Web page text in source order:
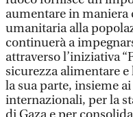
aumentare in maniera
umanitaria alla
continuerà a
attraverso l’iniziativa
sicurezza alimentare e
la sua parte, insieme
internazionali, per la